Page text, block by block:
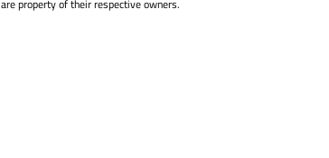
property of their respective owners.